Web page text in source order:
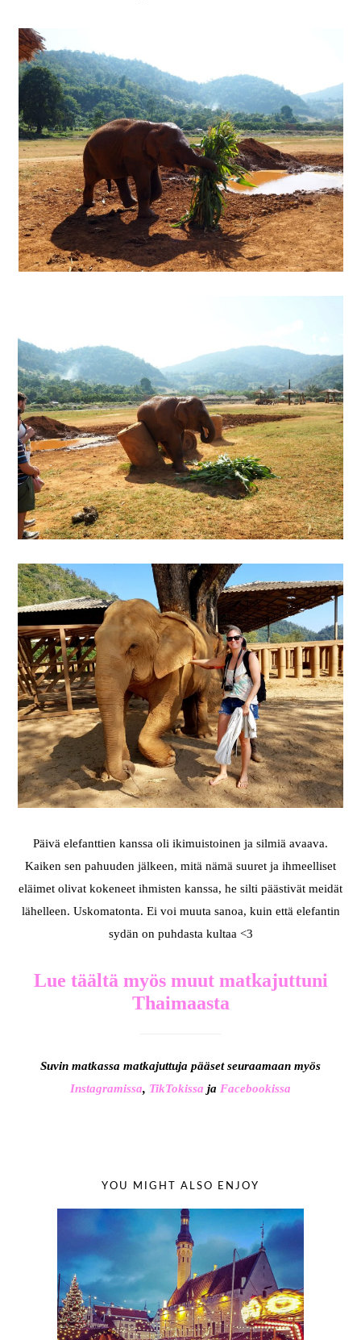
Päivä elefanttien kanssa oli ikimuistoinen ja silmiä avaava.
Kaiken sen pahuuden jälkeen, mitä nämä suuret ja ihmeelliset
eläimet olivat kokeneet ihmisten kanssa, he silti päästivät meidät
lähelleen. Uskomatonta. Ei voi muuta sanoa, kuin että elefantin
sydän on puhdasta kultaa <3
Lue täältä myös muut matkajuttuni
Thaimaasta
Suvin matkassa matkajuttuja pääset seuraamaan myös
Instagramissa, TikTokissa ja Facebookissa
YOU MIGHT ALSO ENJOY